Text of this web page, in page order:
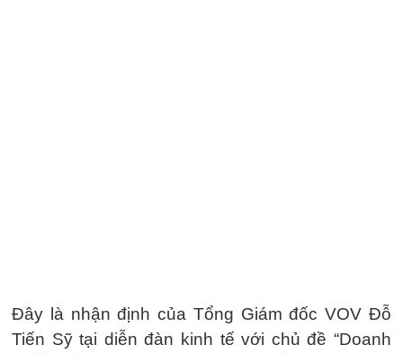
Đây là nhận định của Tổng Giám đốc VOV Đỗ
Tiến Sỹ tại diễn đàn kinh tế với chủ đề “Doanh